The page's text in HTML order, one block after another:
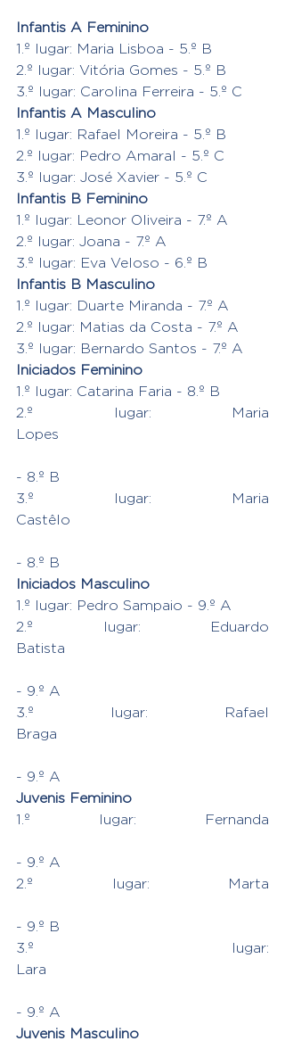
Infantis A Feminino
1.º lugar: Maria Lisboa - 5.º B
2.º lugar: Vitória Gomes - 5.º B
3.º lugar: Carolina Ferreira - 5.º C
Infantis A Masculino
1.º lugar: Rafael Moreira - 5.º B
2.º lugar: Pedro Amaral - 5.º C
3.º lugar: José Xavier - 5.º C
Infantis B Feminino
1.º lugar: Leonor Oliveira - 7.º A
2.º lugar: Joana - 7.º A
3.º lugar: Eva Veloso - 6.º B
Infantis B Masculino
1.º lugar: Duarte Miranda - 7.º A
2.º lugar: Matias da Costa - 7.º A
3.º lugar: Bernardo Santos - 7.º A
Iniciados Feminino
1.º lugar: Catarina Faria - 8.º B
2.º lugar: Maria
Lopes
- 8.º B
3.º lugar: Maria
Castêlo
- 8.º B
Iniciados Masculino
1.º lugar: Pedro Sampaio - 9.º A
2.º lugar: Eduardo
Batista
- 9.º A
3.º lugar: Rafael
Braga
- 9.º A
Juvenis Feminino
1.º lugar: Fernanda
- 9.º A
2.º lugar: Marta
- 9.º B
3.º lugar:
Lara
- 9.º A
Juvenis Masculino